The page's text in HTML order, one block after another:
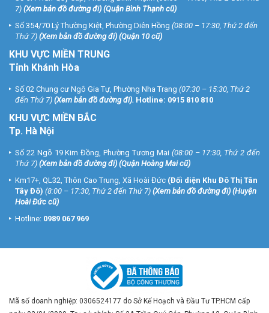
7) (Xem bản đồ đường đi) (Quận Bình Thạnh cũ)
Số 354/70 Lý Thường Kiệt, Phường Diên Hồng (08:00 – 17:30, Thứ 2 đến
Thứ 7) (Xem bản đồ đường đi) (Quận 10 cũ)
KHU VỰC MIỀN TRUNG
Tỉnh Khánh Hòa
Số 02 Chung cư Ngô Gia Tự, Phường Nha Trang (07:30 – 15:30, Thứ 2
đến Thứ 7) (Xem bản đồ đường đi). Hotline: 0915 810 810
KHU VỰC MIỀN BẮC
Tp. Hà Nội
Số 22 Ngõ 19 Kim Đồng, Phường Tương Mai (08:00 – 17:30, Thứ 2 đến
Thứ 7) (Xem bản đồ đường đi) (Quận Hoàng Mai cũ)
Km17+, QL32, Thôn Cao Trung, Xã Hoài Đức (Đối diện Khu Đô Thị Tân
Tây Đô) (8:00 – 17:30, Thứ 2 đến Thứ 7) (Xem bản đồ đường đi) (Huyện
Hoài Đức cũ)
Hotline: 0989 067 969
Mã số doanh nghiệp: 0306524177 do Sở Kế Hoạch và Đầu Tư TP.HCM cấp